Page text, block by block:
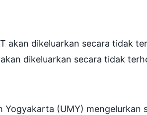
dikeluarkan secara tidak
Yogyakarta (UMY)